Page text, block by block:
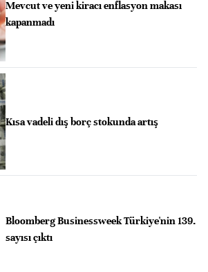
Mevcut ve yeni kiracı enflasyon makası
kapanmadı
Kısa vadeli dış borç stokunda artış
Bloomberg Businessweek Türkiye'nin 139.
sayısı çıktı